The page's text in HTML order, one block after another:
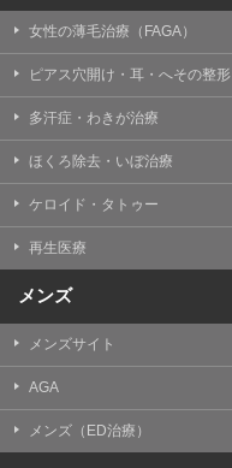
女性の薄毛治療（FAGA）
ピアス穴開け・耳・へその整形
多汗症・わきが治療
ほくろ除去・いぼ治療
ケロイド・タトゥー
再生医療
メンズ
メンズサイト
AGA
メンズ（ED治療）